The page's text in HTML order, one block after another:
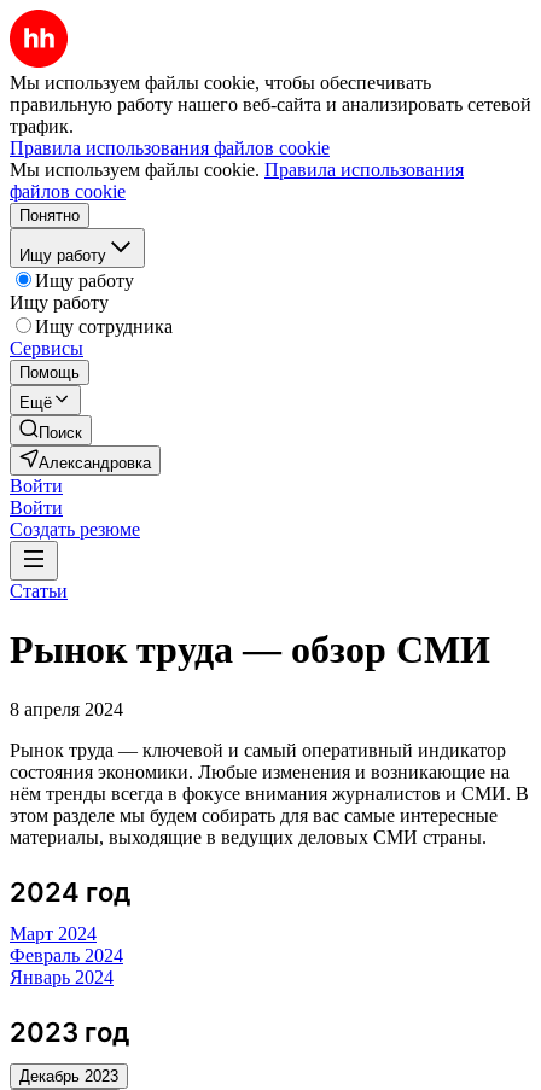
Мы используем файлы cookie, чтобы обеспечивать
правильную работу нашего веб-сайта и анализировать сетевой
трафик.
Правила использования файлов cookie
Мы используем файлы cookie. Правила использования
файлов cookie
Понятно
Ищу работу
Ищу работу
Ищу работу
Ищу сотрудника
Сервисы
Помощь
Ещё
Поиск
Александровка
Войти
Войти
Создать резюме
Статьи
Рынок труда — обзор СМИ
8 апреля 2024
Рынок труда — ключевой и самый оперативный индикатор
состояния экономики. Любые изменения и возникающие на
нём тренды всегда в фокусе внимания журналистов и СМИ. В
этом разделе мы будем собирать для вас самые интересные
материалы, выходящие в ведущих деловых СМИ страны.
2024 год
Март 2024
Февраль 2024
Январь 2024
2023 год
Декабрь 2023